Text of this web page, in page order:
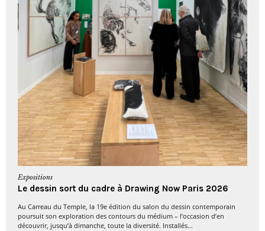
Expositions
Le dessin sort du cadre à Drawing Now Paris 2026
Au Carreau du Temple, la 19e édition du salon du dessin contemporain
poursuit son exploration des contours du médium – l’occasion d’en
découvrir, jusqu’à dimanche, toute la diversité. Installés...